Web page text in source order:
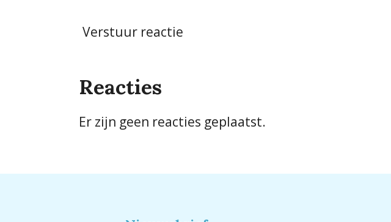
Verstuur reactie
Reacties
Er zijn geen reacties geplaatst.